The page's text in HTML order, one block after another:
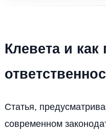
Клевета и
Статья,
современном